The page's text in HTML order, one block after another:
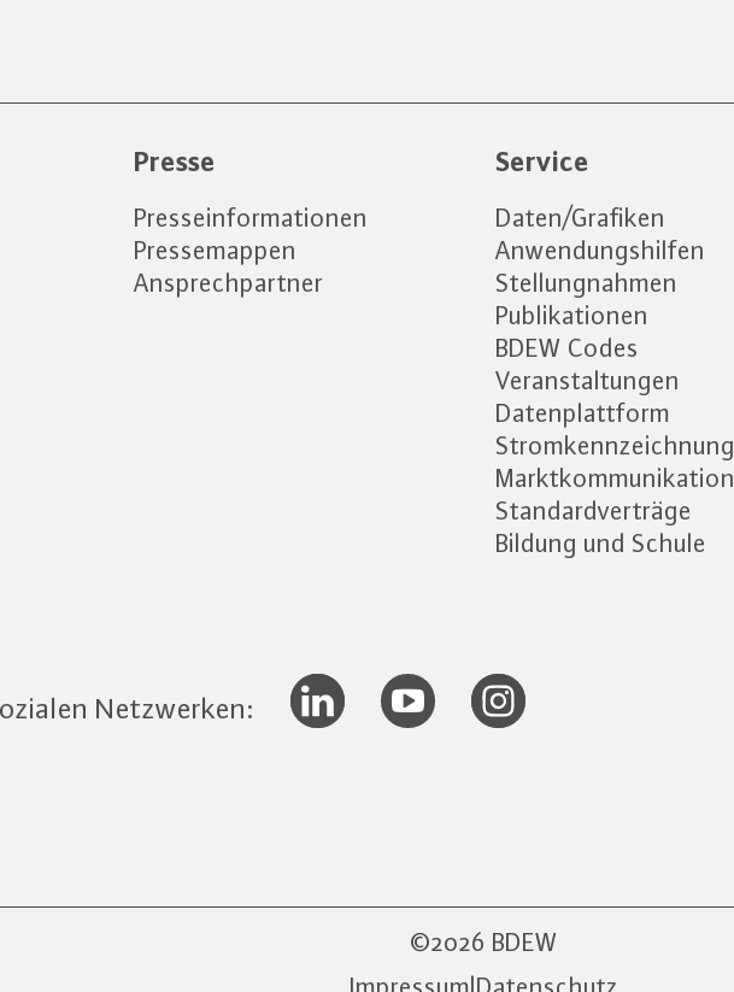
Presse
Presseinformationen
Pressemappen
Ansprechpartner
Service
Daten/Grafiken
Anwendungshilfen
Stellungnahmen
Publikationen
BDEW Codes
Veranstaltungen
Datenplattform
Stromkennzeichnung
Marktkommunikation
Standardverträge
Bildung und Schule
Netzwerken:
2026 BDEW